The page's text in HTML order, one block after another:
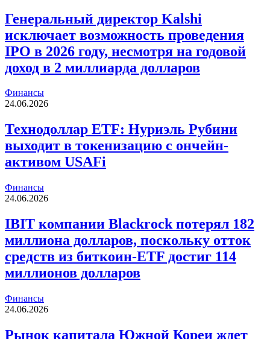
Генеральный директор Kalshi
исключает возможность проведения
IPO в 2026 году, несмотря на годовой
доход в 2 миллиарда долларов
Финансы
24.06.2026
Технодоллар ETF: Нуриэль Рубини
выходит в токенизацию с ончейн-
активом USAFi
Финансы
24.06.2026
IBIT компании Blackrock потерял 182
миллиона долларов, поскольку отток
средств из биткоин-ETF достиг 114
миллионов долларов
Финансы
24.06.2026
Рынок капитала Южной Кореи ждет